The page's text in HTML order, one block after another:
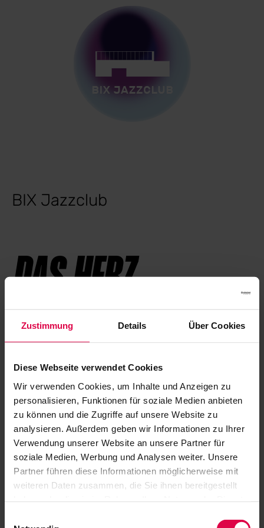
Zustimmung Details Über Cookies
Diese Webseite verwendet Cookies
Wir verwenden Cookies, um Inhalte und Anzeigen zu
personalisieren, Funktionen für soziale Medien anbieten
zu können und die Zugriffe auf unsere Website zu
analysieren. Außerdem geben wir Informationen zu Ihrer
Verwendung unserer Website an unsere Partner für
soziale Medien, Werbung und Analysen weiter. Unsere
Partner führen diese Informationen möglicherweise mit
weiteren Daten zusammen, die Sie ihnen bereitgestellt
BIX Jazzclub
DAS HERZ
Sound ebenso garantiert wie eine tolle Stimmung.
Das BIX, 2012 vom Down-Beat Magazin in den
Kreis der 50 weltbesten Jazzclubs erhoben, ist
das Herzstück des Festivals – und der Treffpunkt
von Experten, Nachtschwärmern und
Festivalgästen, die nicht genug bekommen